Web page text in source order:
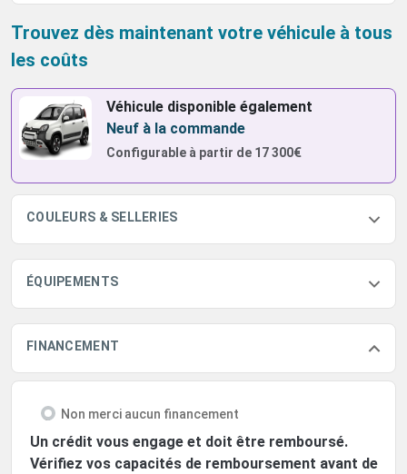
Trouvez dès maintenant votre véhicule à tous
les coûts
Véhicule disponible également
Neuf à la commande
Configurable à partir de17 300€
COULEURS & SELLERIES
ÉQUIPEMENTS
FINANCEMENT
Non merci aucun financement
Un crédit vous engage et doit être remboursé.
Vérifiez vos capacités de remboursement avant de